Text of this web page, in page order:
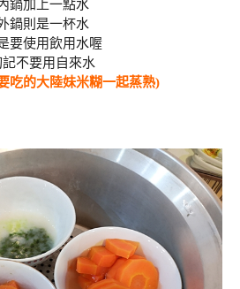
鍋加上一點水
鍋則是一杯水
要使用飲用水喔
記不要用自來水
吃的大陸妹米糊一起蒸熟)